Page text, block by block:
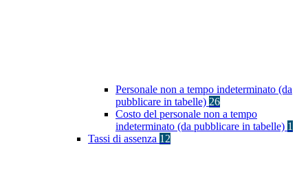
Personale non a tempo indeterminato (da
pubblicare in tabelle) 26
Costo del personale non a tempo
indeterminato (da pubblicare in tabelle) 1
Tassi di assenza 12